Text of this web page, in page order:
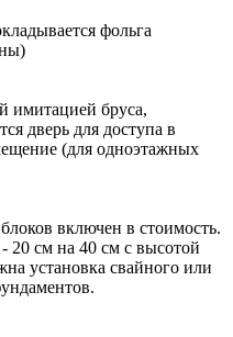
фольга
имитацией бруса,
дверь для доступа в
(для одноэтажных
включен в стоимость.
20 см на 40 см с высотой
установка свайного или